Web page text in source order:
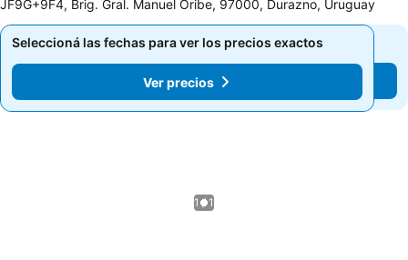
JF9G+9F4, Brig. Gral. Manuel Oribe, 97000, Durazno, Uruguay
Seleccioná las fechas para ver los precios exactos
Ver precios
Seleccioná las fechas para ver los precios exactos
Ver precios
1 / 1